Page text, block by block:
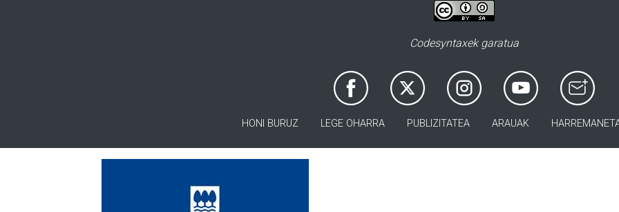
Codesyntaxek garatua
HONI BURUZ LEGE OHARRA PUBLIZITATEA ARAUAK